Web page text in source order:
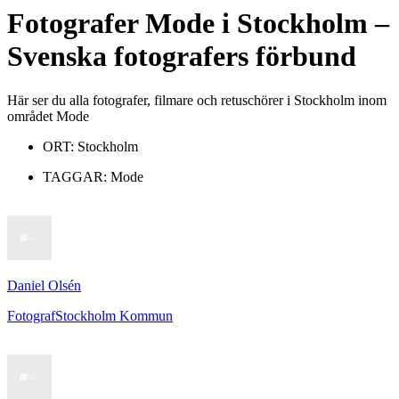
FotograferMode i Stockholm–
Svenska fotografers förbund
Här ser du alla fotografer, filmare och retuschörer i Stockholm inom
området Mode
ORT: Stockholm
TAGGAR: Mode
Daniel Olsén
FotografStockholm Kommun